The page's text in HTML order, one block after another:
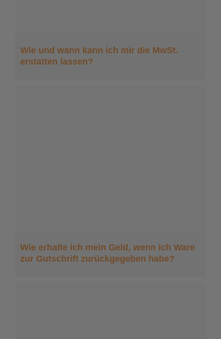
Wie und wann kann ich mir die MwSt.
erstatten lassen?
Wie erhalte ich mein Geld, wenn ich Ware
zur Gutschrift zurückgegeben habe?